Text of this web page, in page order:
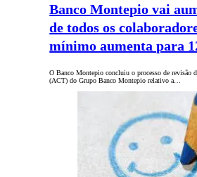
Banco Montepio vai
de todos os
mínimo aumenta para
O Banco Montepio concluiu o processo de revisão
(ACT) do Grupo Banco Montepio relativo a…